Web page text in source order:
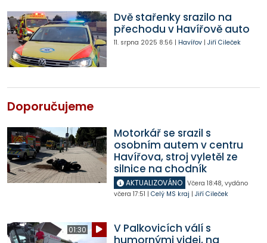
Dvě stařenky srazilo na
přechodu v Havířově auto
11. srpna 2025 8:56 | Havířov| Jiří Cileček
Doporučujeme
Motorkář se srazil s
osobním autem v centru
Havířova, stroj vyletěl ze
silnice na chodník
AKTUALIZOVÁNO Včera 18:48, vydáno
včera 17:51 | Celý MS kraj | Jiří Cileček
01:30
V Palkovicích válí s
humornými videi, na